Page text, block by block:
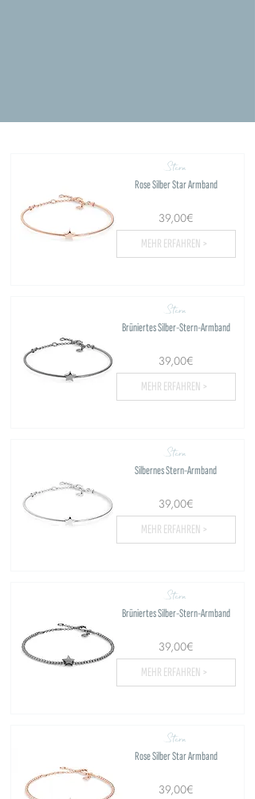
Stern
Rose Silber Star Armband
39,00€
MEHR ERFAHREN >
Stern
Brüniertes Silber-Stern-Armband
39,00€
MEHR ERFAHREN >
Stern
Silbernes Stern-Armband
39,00€
MEHR ERFAHREN >
Stern
Brüniertes Silber-Stern-Armband
39,00€
MEHR ERFAHREN >
Stern
Rose Silber Star Armband
39,00€